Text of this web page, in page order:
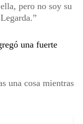
pero no soy su
una fuerte
una cosa mientras